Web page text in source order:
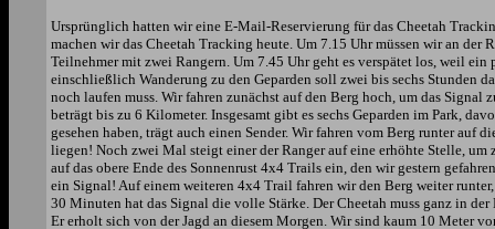
Ursprünglich hatten wir eine E-Mail-Reservierung für das Cheetah
machen wir das Cheetah Tracking heute. Um 7.15 Uhr müssen wir an
Teilnehmer mit zwei Rangern. Um 7.45 Uhr geht es verspätet los, weil
einschließlich Wanderung zu den Geparden soll zwei bis sechs Stunden
noch laufen muss. Wir fahren zunächst auf den Berg hoch, um das
beträgt bis zu 6 Kilometer. Insgesamt gibt es sechs Geparden im Park,
gesehen haben, trägt auch einen Sender. Wir fahren vom Berg runter auf
liegen! Noch zwei Mal steigt einer der Ranger auf eine erhöhte Stelle,
auf das obere Ende des Sonnenrust 4x4 Trails ein, den wir gestern
ein Signal! Auf einem weiteren 4x4 Trail fahren wir den Berg weiter
30 Minuten hat das Signal die volle Stärke. Der Cheetah muss ganz in
Er erholt sich von der Jagd an diesem Morgen. Wir sind kaum 10 Meter